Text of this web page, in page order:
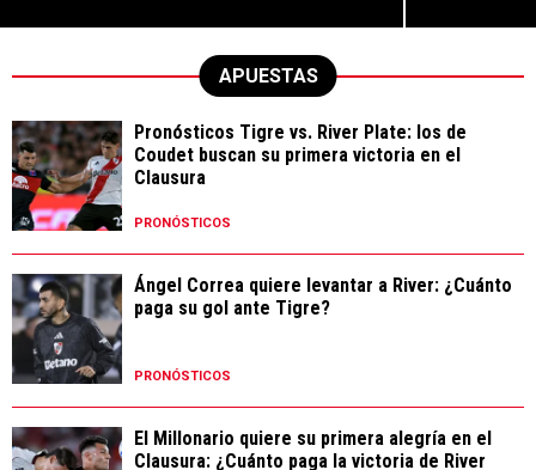
APUESTAS
Pronósticos Tigre vs. River Plate: los de
Coudet buscan su primera victoria en el
Clausura
PRONÓSTICOS
Ángel Correa quiere levantar a River: ¿Cuánto
paga su gol ante Tigre?
PRONÓSTICOS
El Millonario quiere su primera alegría en el
Clausura: ¿Cuánto paga la victoria de River